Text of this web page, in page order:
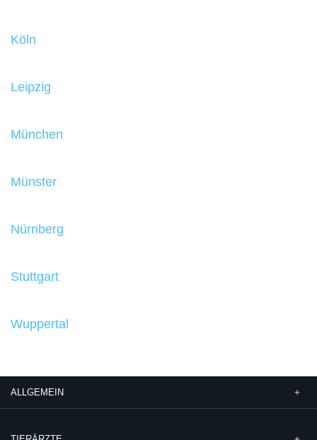
Köln
Leipzig
München
Münster
Nürnberg
Stuttgart
Wuppertal
ALLGEMEIN